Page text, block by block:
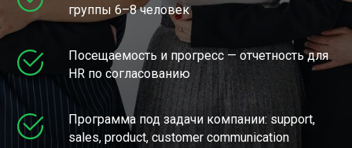
группы 6–8 человек
Посещаемость и прогресс — отчетность для
HR по согласованию
Программа под задачи компании: support,
sales, product, customer communication